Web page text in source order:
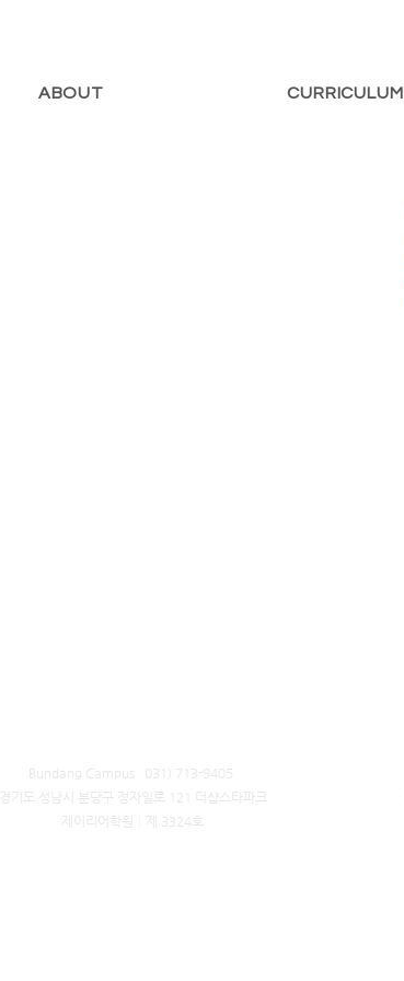
ABOUT CURRICULUM
Bundang Campus 031) 713-9405 ​
경기도 성남시 분당구 정자일로 121 더샵스타파크
제이리어학원│제 3324호